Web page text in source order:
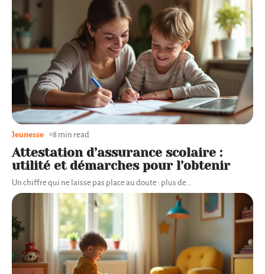
Attestation d’assurance scolaire :
utilité et démarches pour l’obtenir
Un chiffre qui ne laisse pas place au doute : plus de
Jeunesse 8 min read